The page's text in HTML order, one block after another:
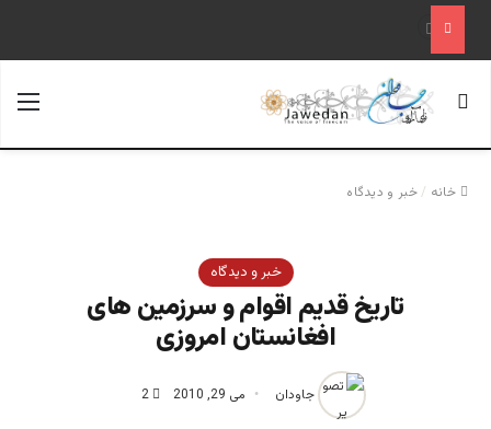
«آینده فدراسیون روسیه پس از پوتین؛ تحلیل یک سناریوی محتمل»
جستجو برای
خانه /خبر و دیدگاه
خبر و دیدگاه
تاریخ قدیم اقوام و سرزمین های
افغانستان امروزی
جاودان می 29, 2010 2